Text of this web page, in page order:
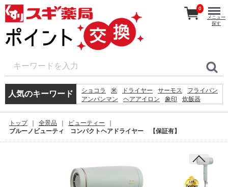
人気のキーワード ショコラ 米 ドライヤー サーモス
フライパン
アンパンマン
ヘアアイロン 象印
炊飯器
時計
イヤホン
0
メニュー
探す
トップ 全景品
ビューティー
ブルーノビューティ コンパクトヘアドライヤー 【保証有】